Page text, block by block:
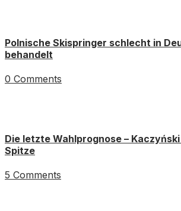
Polnische Skispringer schlecht in
behandelt
0 Comments
Die letzte Wahlprognose –
Spitze
5 Comments